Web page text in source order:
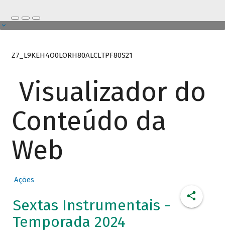
Z7_L9KEH4O0LORH80ALCLTPF80S21
Visualizador do
Conteúdo da
Web
Ações
Sextas Instrumentais -
Temporada 2024